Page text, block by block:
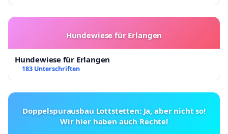
Hundewiese für Erlangen
Hundewiese für Erlangen
183 Unterschriften
Doppelspurausbau Lottstetten: Ja, aber nicht so!
Wir hier haben auch Rechte!